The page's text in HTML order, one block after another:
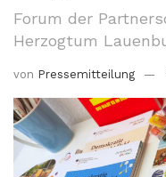
Forum der
Herzogtum
von Pressemitteilung